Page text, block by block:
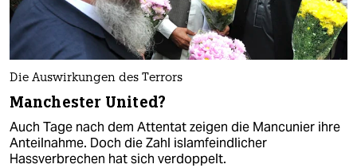
Die Auswirkungen des Terrors
Manchester United?
Auch Tage nach dem Attentat zeigen die Mancunier ihre
Anteilnahme. Doch die Zahl islamfeindlicher
Hassverbrechen hat sich verdoppelt.